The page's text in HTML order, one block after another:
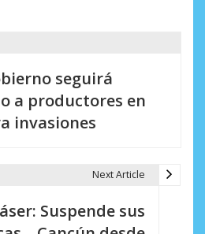
seguirá
a productores en
invasiones
Next Article
Suspende sus